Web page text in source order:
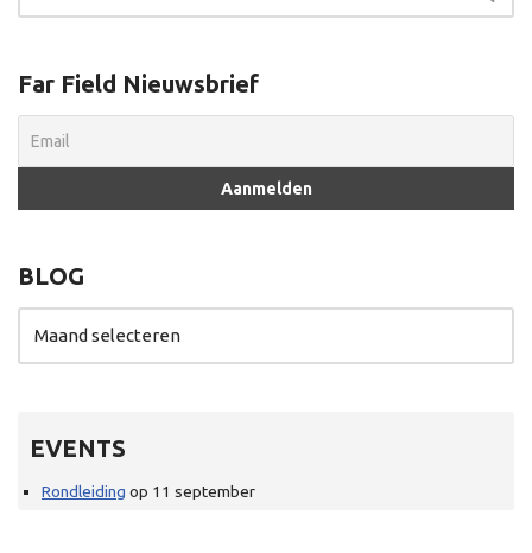
Far Field Nieuwsbrief
BLOG
EVENTS
Rondleiding op 11 september